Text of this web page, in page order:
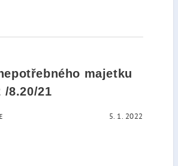
majetku
/8.20/21
5. 1. 2022